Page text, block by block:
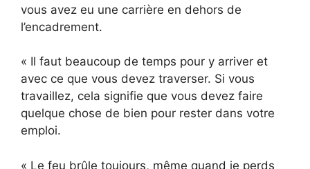
vous avez eu une carrière en dehors de
l’encadrement.
« Il faut beaucoup de temps pour y arriver et
avec ce que vous devez traverser. Si vous
travaillez, cela signifie que vous devez faire
quelque chose de bien pour rester dans votre
emploi.
« Le feu brûle toujours, même quand je perds